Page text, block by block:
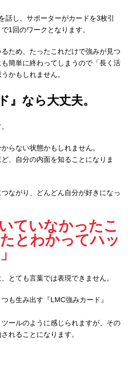
話し、サポーターがカードを3枚引
1回のワークとなります。
ため、たったこれだけで強みが見つ
簡単に終わってしまうので「長く活
かもしれません。
』なら大丈夫。
らない状態かもしれません。
、自分の内面を知ることになりま
ながり、どんどん自分が好きになっ
ていなかったこ
とわかってハッ
とても言葉では表現できません。
も生み出す『LMC強みカード』
ールのように感じられますが、その
れることになります。